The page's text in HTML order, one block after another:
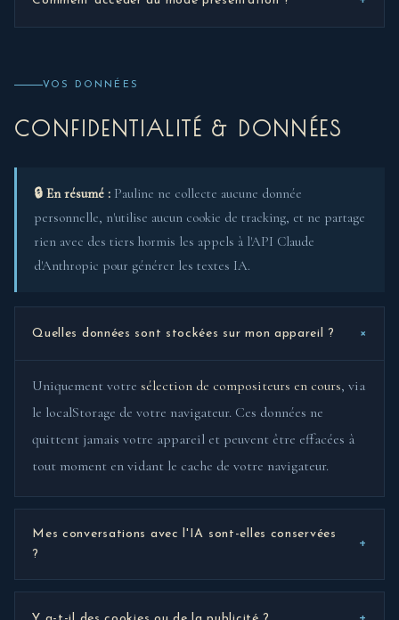
VOS DONNÉES
CONFIDENTIALITÉ & DONNÉES
🔒 En résumé : Pauline ne collecte aucune donnée
personnelle, n'utilise aucun cookie de tracking, et ne partage
rien avec des tiers hormis les appels à l'API Claude
d'Anthropic pour générer les textes IA.
Quelles données sont stockées sur mon appareil ? +
Uniquement votresélection de compositeurs en cours, via
le localStorage de votre navigateur. Ces données ne
quittent jamais votre appareil et peuvent être effacées à
tout moment en vidant le cache de votre navigateur.
Mes conversations avec l'IA sont-elles conservées
?
+